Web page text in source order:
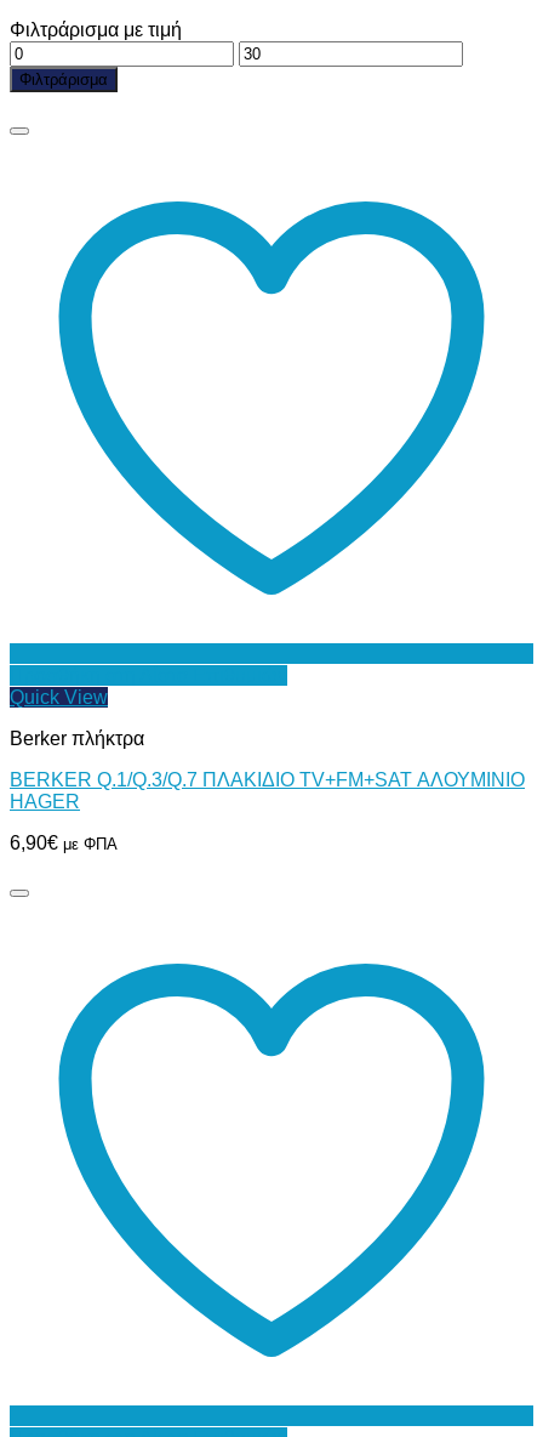
Φιλτράρισμα με τιμή
Ελάχιστη
τιμή
Μέγιστη
τιμή
Φιλτράρισμα
Quick View
Berker πλήκτρα
BERKER Q.1/Q.3/Q.7 ΠΛΑΚΙΔΙΟ TV+FM+SAT ΑΛΟΥΜΙΝΙΟ
HAGER
6,90€ με ΦΠΑ